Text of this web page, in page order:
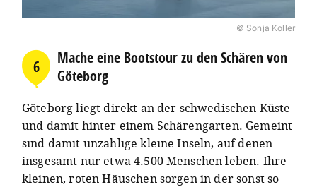
© Sonja Koller
6
Mache eine Bootstour zu den Schären von
Göteborg
Göteborg liegt direkt an der schwedischen Küste
und damit hinter einem Schärengarten. Gemeint
sind damit unzählige kleine Inseln, auf denen
insgesamt nur etwa 4.500 Menschen leben. Ihre
kleinen, roten Häuschen sorgen in der sonst so